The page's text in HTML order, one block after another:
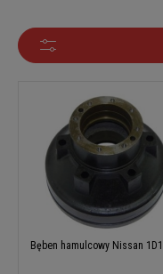
Bęben hamulcowy Nissan 1D1